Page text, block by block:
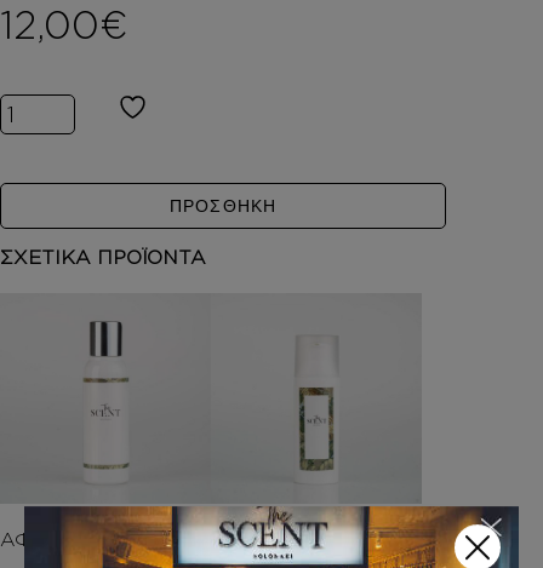
12,00€
Inspired by PETITS ET MAMANS ποσότητα
ΠΡΟΣΘΗΚΗ
ΣΧΕΤΙΚΑ ΠΡΟΪΟΝΤΑ
ΑΦΡΟΛΟΥΤΡΑ
HAND CREAM